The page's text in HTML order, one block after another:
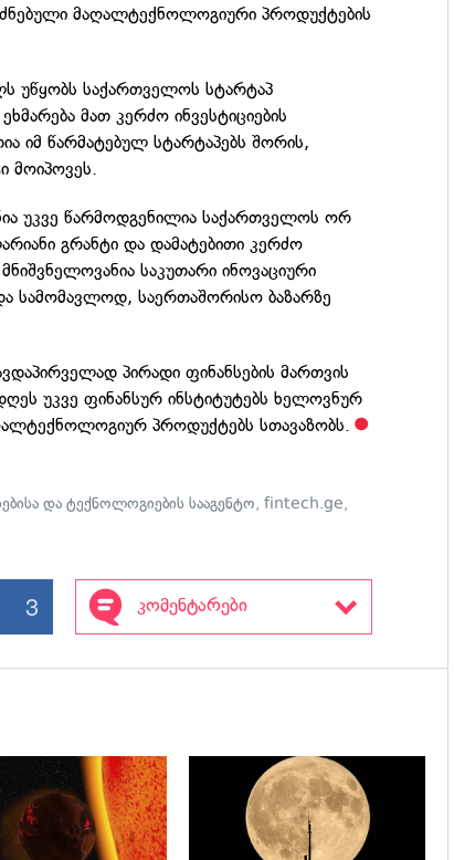
მაღალტექნოლოგიური პროდუქტების
უწყობს საქართველოს სტარტაპ
მათ კერძო ინვესტიციების
იმ წარმატებულ სტარტაპებს შორის,
მოიპოვეს.
უკვე წარმოდგენილია საქართველოს ორ
გრანტი და დამატებითი კერძო
საკუთარი ინოვაციური
სამომავლოდ, საერთაშორისო ბაზარზე
პირადი ფინანსების მართვის
უკვე ფინანსურ ინსტიტუტებს ხელოვნურ
პროდუქტებს სთავაზობს.
და ტექნოლოგიების სააგენტო,fintech.ge,
3 კომენტარები
გადახედვა